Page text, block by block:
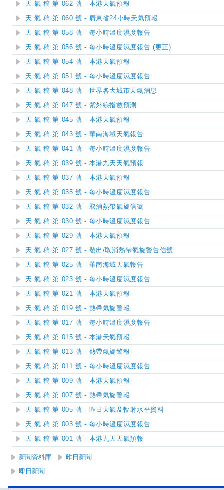
天 氣 稿 第 062 號 - 本港天氣預報
天 氣 稿 第 060 號 - 廣東省24小時天氣預報
天 氣 稿 第 058 號 - 每小時溫度濕度報告
天 氣 稿 第 056 號 - 每小時溫度濕度報告 (更正)
天 氣 稿 第 054 號 - 本港天氣預報
天 氣 稿 第 051 號 - 每小時溫度濕度報告
天 氣 稿 第 048 號 - 世界各大城市天氣消息
天 氣 稿 第 047 號 - 紫外線指數預測
天 氣 稿 第 045 號 - 本港天氣預報
天 氣 稿 第 043 號 - 華南海域天氣報告
天 氣 稿 第 041 號 - 每小時溫度濕度報告
天 氣 稿 第 039 號 - 本港九天天氣預報
天 氣 稿 第 037 號 - 本港天氣預報
天 氣 稿 第 035 號 - 每小時溫度濕度報告
天 氣 稿 第 032 號 - 取消熱帶氣旋信號
天 氣 稿 第 030 號 - 每小時溫度濕度報告
天 氣 稿 第 029 號 - 本港天氣預報
天 氣 稿 第 027 號 - 發出/取消熱帶氣旋警告信號
天 氣 稿 第 025 號 - 華南海域天氣報告
天 氣 稿 第 023 號 - 每小時溫度濕度報告
天 氣 稿 第 021 號 - 本港天氣預報
天 氣 稿 第 019 號 - 熱帶氣旋警報
天 氣 稿 第 017 號 - 每小時溫度濕度報告
天 氣 稿 第 015 號 - 本港天氣預報
天 氣 稿 第 013 號 - 熱帶氣旋警報
天 氣 稿 第 011 號 - 每小時溫度濕度報告
天 氣 稿 第 009 號 - 本港天氣預報
天 氣 稿 第 007 號 - 熱帶氣旋警報
天 氣 稿 第 005 號 - 昨日天氣及輻射水平資料
天 氣 稿 第 003 號 - 每小時溫度濕度報告
天 氣 稿 第 001 號 - 本港九天天氣預報
新聞資料庫
昨日新聞
即日新聞